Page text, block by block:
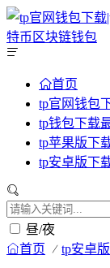
首页
tp官网钱包
tp钱包下载
tp苹果版下
tp安卓版下
昼/夜
首页 tp安卓